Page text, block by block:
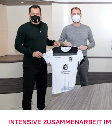
INTENSIVE ZUSAMMENARBEIT